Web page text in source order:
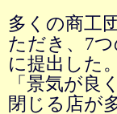
多くの商工
ただき、7
に提出した
「景気が良
閉じる店が